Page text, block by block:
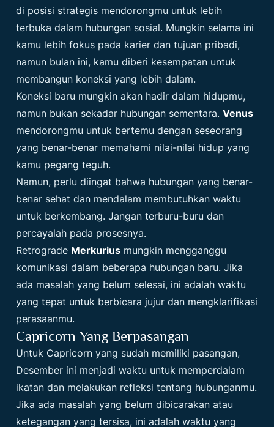
di posisi strategis mendorongmu untuk lebih
terbuka dalam hubungan sosial. Mungkin selama ini
kamu lebih fokus pada karier dan tujuan pribadi,
namun bulan ini, kamu diberi kesempatan untuk
membangun koneksi yang lebih dalam.
Koneksi baru mungkin akan hadir dalam hidupmu,
namun bukan sekadar hubungan sementara.Venus
mendorongmu untuk bertemu dengan seseorang
yang benar-benar memahami nilai-nilai hidup yang
kamu pegang teguh.
Namun, perlu diingat bahwa hubungan yang benar-
benar sehat dan mendalam membutuhkan waktu
untuk berkembang. Jangan terburu-buru dan
percayalah pada prosesnya.
Retrograde Merkurius mungkin mengganggu
komunikasi dalam beberapa hubungan baru. Jika
ada masalah yang belum selesai, ini adalah waktu
yang tepat untuk berbicara jujur dan mengklarifikasi
perasaanmu.
Capricorn Yang Berpasangan
Untuk Capricorn yang sudah memiliki pasangan,
Desember ini menjadi waktu untuk memperdalam
ikatan dan melakukan refleksi tentang hubunganmu.
Jika ada masalah yang belum dibicarakan atau
ketegangan yang tersisa, ini adalah waktu yang